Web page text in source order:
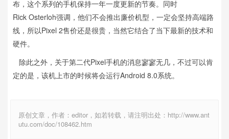
布，这个系列的手机保持一年一度更新的节奏。同时
Rick Osterloh强调，他们不会推出廉价机型，一定会坚持高端路
线，所以Pixel 2售价还是很贵，当然它结合了当下最新的技术和
硬件。
除此之外，关于第二代Pixel手机的消息寥寥无几，不过可以肯
定的是，该机上市的时候将会运行Android 8.0系统。
原创文章，作者：editor，如若转载，请注明出处：http://www.ant
utu.com/doc/108462.htm